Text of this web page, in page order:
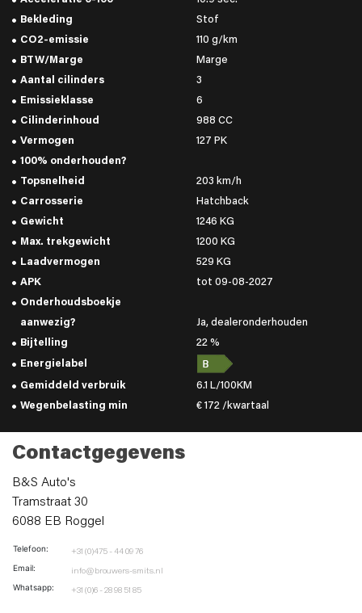
Bekleding
Stof
CO2-emissie
110 g/km
BTW/Marge
Marge
Aantal cilinders
3
Emissieklasse
6
Cilinderinhoud
988 CC
Vermogen
127 PK
100% onderhouden?
Topsnelheid
203 km/h
Carrosserie
Hatchback
Gewicht
1246 KG
Max. trekgewicht
1200 KG
Laadvermogen
529 KG
APK
tot 09-08-2027
Onderhoudsboekje
aanwezig?
Ja, dealeronderhouden
Bijtelling
22 %
Energielabel
Gemiddeld verbruik
6.1 L/100KM
Wegenbelasting min
€ 172 /kwartaal
Contactgegevens
B&S Auto's
Tramstraat 30
6088 EB Roggel
Telefoon: +31 (0)475 - 44 09 76
Email: info@brouwers-smits.nl
Whatsapp: +31 (0)6 - 28 98 51 85